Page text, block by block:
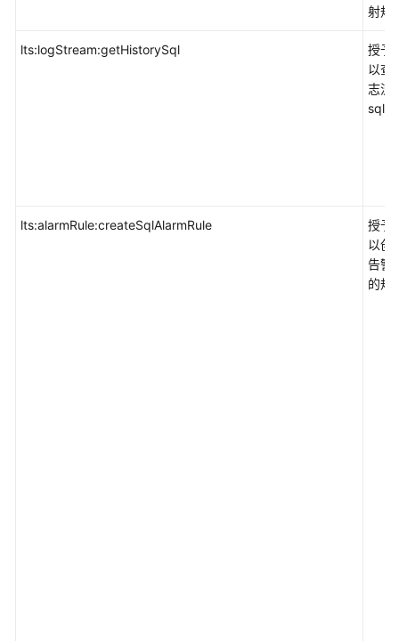
射规
lts:logStream:getHistorySql
授予
以查
志流
sql。
lts:alarmRule:createSqlAlarmRule
授予
以创
告警
的规